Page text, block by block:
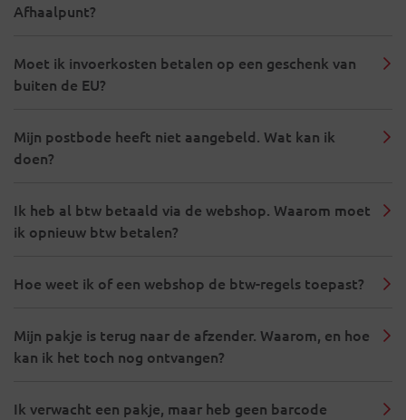
Afhaalpunt?
Moet ik invoerkosten betalen op een geschenk van
buiten de EU?
Mijn postbode heeft niet aangebeld. Wat kan ik
doen?
Ik heb al btw betaald via de webshop. Waarom moet
ik opnieuw btw betalen?
Hoe weet ik of een webshop de btw-regels toepast?
Mijn pakje is terug naar de afzender. Waarom, en hoe
kan ik het toch nog ontvangen?
Ik verwacht een pakje, maar heb geen barcode